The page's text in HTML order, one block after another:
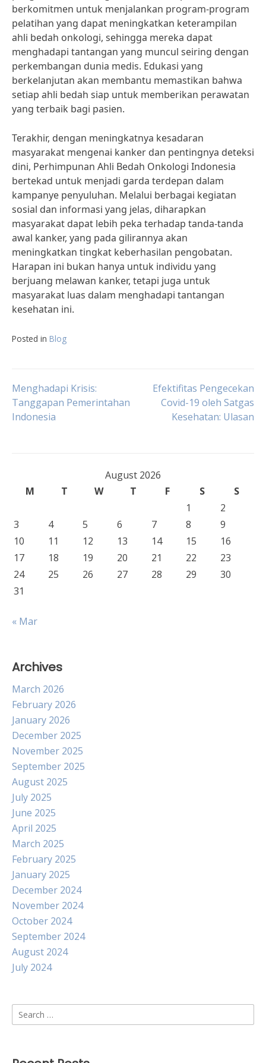
berkomitmen untuk menjalankan program-program
pelatihan yang dapat meningkatkan keterampilan
ahli bedah onkologi, sehingga mereka dapat
menghadapi tantangan yang muncul seiring dengan
perkembangan dunia medis. Edukasi yang
berkelanjutan akan membantu memastikan bahwa
setiap ahli bedah siap untuk memberikan perawatan
yang terbaik bagi pasien.
Terakhir, dengan meningkatnya kesadaran
masyarakat mengenai kanker dan pentingnya deteksi
dini, Perhimpunan Ahli Bedah Onkologi Indonesia
bertekad untuk menjadi garda terdepan dalam
kampanye penyuluhan. Melalui berbagai kegiatan
sosial dan informasi yang jelas, diharapkan
masyarakat dapat lebih peka terhadap tanda-tanda
awal kanker, yang pada gilirannya akan
meningkatkan tingkat keberhasilan pengobatan.
Harapan ini bukan hanya untuk individu yang
berjuang melawan kanker, tetapi juga untuk
masyarakat luas dalam menghadapi tantangan
kesehatan ini.
Posted in Blog
Post
navigation
Menghadapi Krisis:
Tanggapan Pemerintahan
Indonesia
Efektifitas Pengecekan
Covid-19 oleh Satgas
Kesehatan: Ulasan
August 2026
M
T W T F S
S
1
2
3
4 5 6 7 8
9
10
11 12 13 14 15
16
17
18 19 20 21 22
23
24
25 26 27 28 29
30
31
« Mar
Archives
March 2026
February 2026
January 2026
December 2025
November 2025
September 2025
August 2025
July 2025
June 2025
April 2025
March 2025
February 2025
January 2025
December 2024
November 2024
October 2024
September 2024
August 2024
July 2024
Search
for: